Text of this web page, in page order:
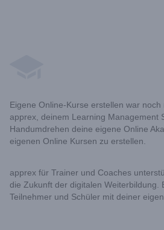
Eigene Online-Kurse erstellen war
apprex, deinem Learning Management
Handumdrehen deine eigene Online
eigenen Online Kursen zu erstellen.
apprex für Trainer und Coaches
die Zukunft der digitalen Weiterbildung.
Teilnehmer und Schüler mit deiner